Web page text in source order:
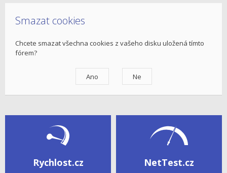
Smazat cookies
Chcete smazat všechna cookies z vašeho disku uložená tímto
fórem?
Rychlost.cz NetTest.cz